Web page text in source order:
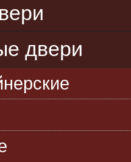
двери